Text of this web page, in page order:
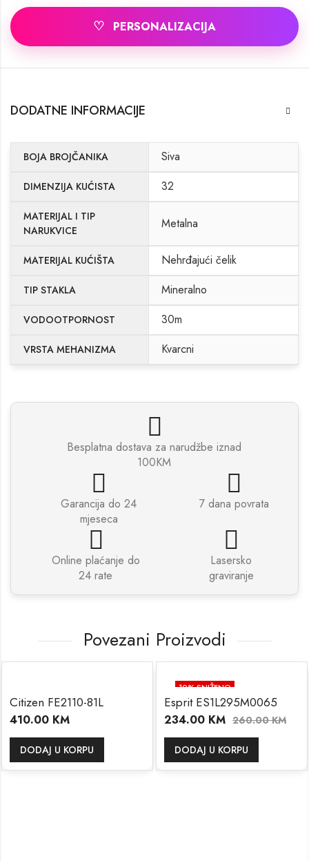
♡ PERSONALIZACIJA
DODATNE INFORMACIJE
BOJA BROJČANIKA Siva
DIMENZIJA KUĆISTA 32
MATERIJAL I TIP
NARUKVICE
Metalna
MATERIJAL KUĆIŠTA Nehrđajući čelik
TIP STAKLA Mineralno
VODOOTPORNOST 30m
VRSTA MEHANIZMA Kvarcni
Besplatna dostava za narudžbe iznad
100KM
Garancija do 24
mjeseca
7 dana povrata
Online plaćanje do
24 rate
Lasersko
graviranje
Povezani Proizvodi
Citizen FE2110-81L
410.00 KM
DODAJ U KORPU
10% SNIŽENO
Esprit ES1L295M0065
234.00 KM 260.00KM
DODAJ U KORPU